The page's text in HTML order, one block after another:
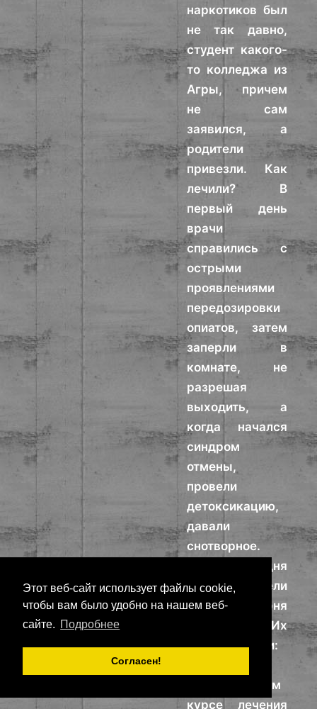
Этот веб-сайт использует файлы cookie,
чтобы вам было удобно на нашем веб-
сайте. Подробнее
Согласен!
наркотиков был
не так давно,
студент какого-
то колледжа из
Агры, причем
не сам
заявился, а
родители
привезли. Как
лечили? В
первый день
врачи
справились с
острыми
проявлениями
передозировки
опиатов, затем
заперли в
комнате, не
разрешая
выходить, а
когда начался
синдром
отмены,
провели
детоксикацию,
давали
снотворное.
Пациент три дня
спал; родители
забрали парня
домой. Их
предупредили:
краткосрочном
курсе лечения